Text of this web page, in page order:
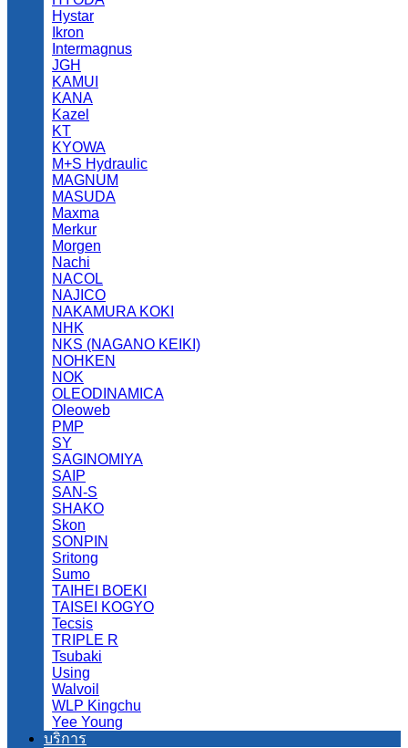
Hystar
Ikron
Intermagnus
JGH
KAMUI
KANA
Kazel
KT
KYOWA
M+S Hydraulic
MAGNUM
MASUDA
Maxma
Merkur
Morgen
Nachi
NACOL
NAJICO
NAKAMURA KOKI
NHK
NKS (NAGANO KEIKI)
NOHKEN
NOK
OLEODINAMICA
Oleoweb
PMP
SY
SAGINOMIYA
SAIP
SAN-S
SHAKO
Skon
SONPIN
Sritong
Sumo
TAIHEI BOEKI
TAISEI KOGYO
Tecsis
TRIPLE R
Tsubaki
Using
Walvoil
WLP Kingchu
Yee Young
บริการ